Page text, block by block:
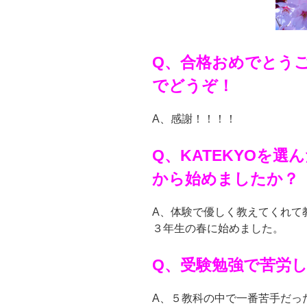
Q、合格おめでとう
でどうぞ！
A、感謝！！！！
Q、KATEKYOを選
から始めましたか？
A、体験で優しく教えてくれ
３年生の春に始めました。
Q、受験勉強で苦労
A、５教科の中で一番苦手だ